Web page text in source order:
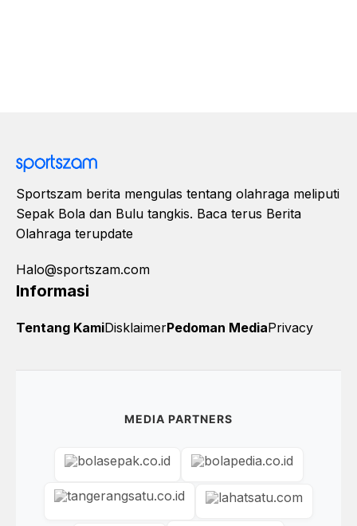
Sportszam berita mengulas tentang olahraga meliputi
Sepak Bola dan Bulu tangkis. Baca terus Berita
Olahraga terupdate
Halo@sportszam.com
Informasi
Tentang KamiDisklaimerPedoman MediaPrivacy
MEDIA PARTNERS